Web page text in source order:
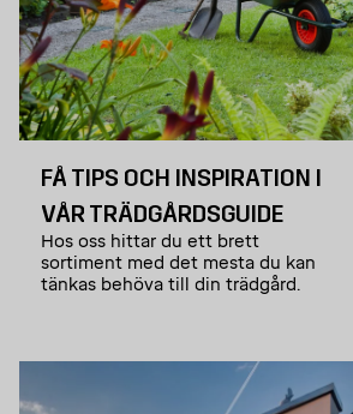
FÅ TIPS OCH INSPIRATION I
VÅR TRÄDGÅRDSGUIDE
Hos oss hittar du ett brett
sortiment med det mesta du kan
tänkas behöva till din trädgård.